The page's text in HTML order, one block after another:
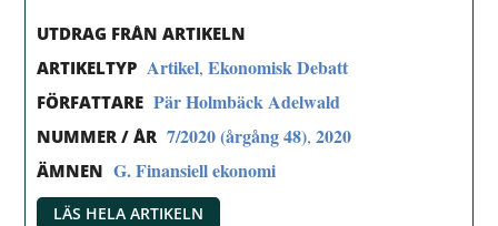
UTDRAG FRÅN ARTIKELN
ARTIKELTYP Artikel,Ekonomisk Debatt
FÖRFATTARE Pär Holmbäck Adelwald
NUMMER / ÅR 7/2020 (årgång 48),2020
ÄMNEN G. Finansiell ekonomi
LÄS HELA ARTIKELN